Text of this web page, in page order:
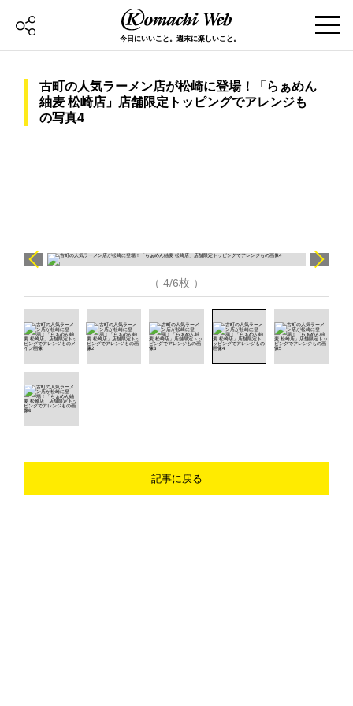
今日にいいこと。週末に楽しいこと。
古町の人気ラーメン店が松崎に登場！「らぁめん
紬麦 松崎店」店舗限定トッピングでアレンジも
の写真4
（ 4/6枚 ）
記事に戻る